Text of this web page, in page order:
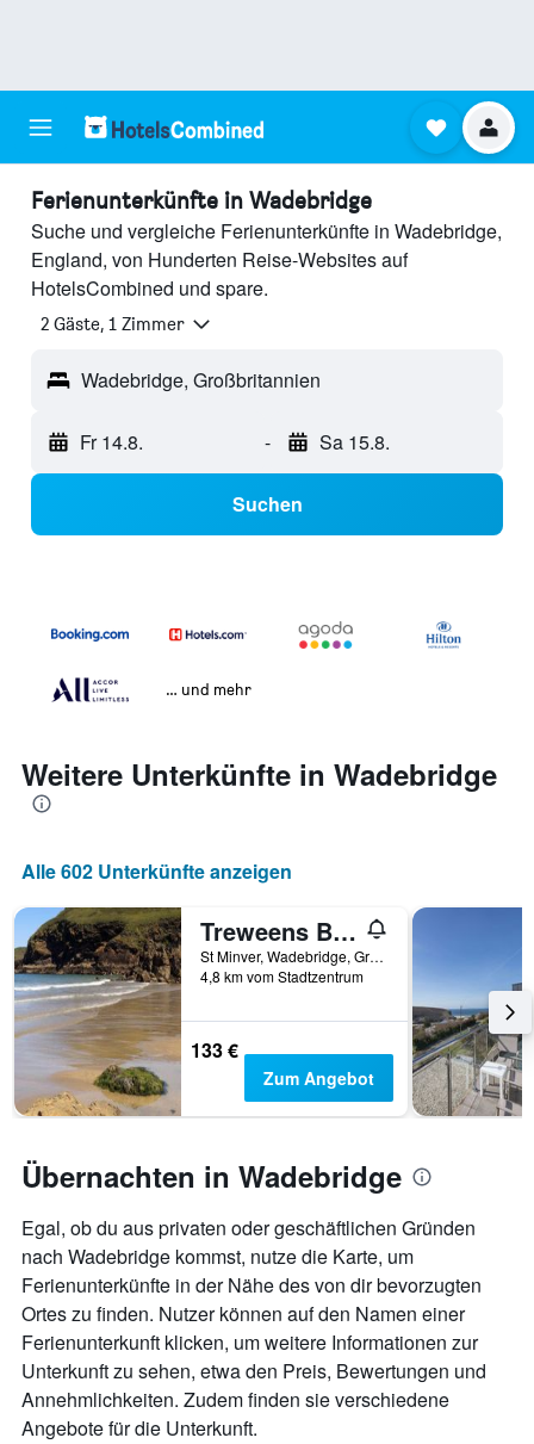
Ferienunterkünfte in Wadebridge
Suche und vergleiche Ferienunterkünfte in Wadebridge,
England, von Hunderten Reise-Websites auf
HotelsCombined und spare.
2 Gäste, 1 Zimmer
Wadebridge, Großbritannien
Fr 14.8. - Sa 15.8.
Suchen
… und mehr
Weitere Unterkünfte in Wadebridge
Alle 602 Unterkünfte anzeigen
Treweens Bed & Breakfast
St Minver, Wadebridge, Großbritannien
4,8 km vom Stadtzentrum
133 €
Zum Angebot
Übernachten in Wadebridge
Egal, ob du aus privaten oder geschäftlichen Gründen
nach Wadebridge kommst, nutze die Karte, um
Ferienunterkünfte in der Nähe des von dir bevorzugten
Ortes zu finden. Nutzer können auf den Namen einer
Ferienunterkunft klicken, um weitere Informationen zur
Unterkunft zu sehen, etwa den Preis, Bewertungen und
Annehmlichkeiten. Zudem finden sie verschiedene
Angebote für die Unterkunft.